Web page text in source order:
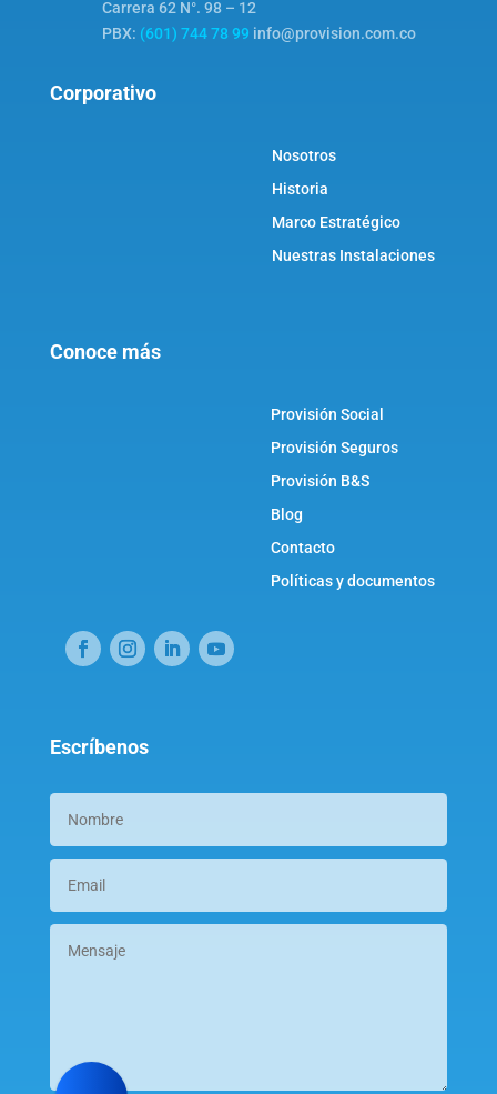
Carrera 62 N°. 98 – 12
PBX: (601) 744 78 99 info@provision.com.co
Corporativo
Nosotros
Historia
Marco Estratégico
Nuestras Instalaciones
Conoce más
Provisión Social
Provisión Seguros
Provisión B&S
Blog
Contacto
Políticas y documentos
Escríbenos